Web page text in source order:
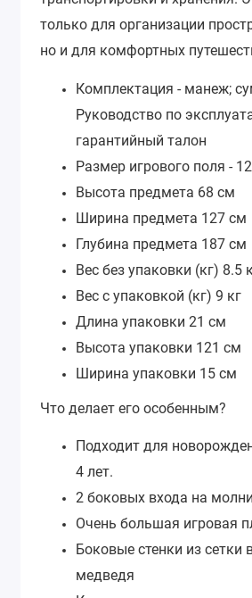
только для организации
но и для комфортных
Комплектация - манеж;
Руководство по
гарантийный талон
Размер игрового поля -
Высота предмета 68 см
Ширина предмета 127 см
Глубина предмета 187 см
Вес без упаковки (кг) 8.5
Вес с упаковкой (кг) 9 кг
Длина упаковки 21 см
Высота упаковки 121 см
Ширина упаковки 15 см
Что делает его особенным?
Подходит для
4 лет.
2 боковых входа на
Очень большая игровая
Боковые стенки из сетки
медведя